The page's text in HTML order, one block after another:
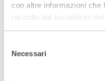
con altre informazioni che
raccolto dal tuo utilizzo dei
delNecessari